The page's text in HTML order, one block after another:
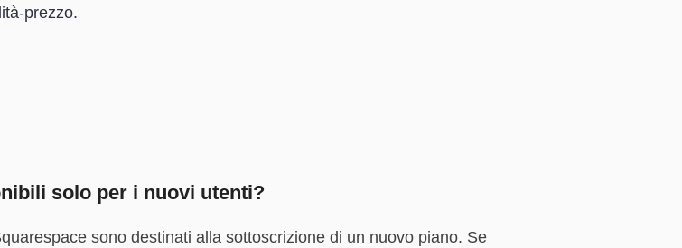
prezzo.
solo per i nuovi utenti?
sono destinati alla sottoscrizione di un nuovo piano. Se